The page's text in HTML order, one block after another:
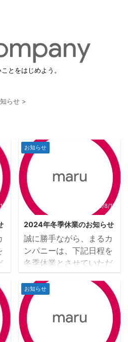
とをはじめよう。
らせ >
お知らせ
2025/8/17
2024年冬季休業のお知らせ
誠に勝手ながら、まるカ
ンパニーは、下記日程を
冬季休業とさせていただ
きます。ご不便をお掛け
致しますが、ご理解の
程、宜しくお願い申し上
げます。 冬季休業期間 :
2024年12月28日(土)～
2025年1月5日(日) ※1：
お知らせ